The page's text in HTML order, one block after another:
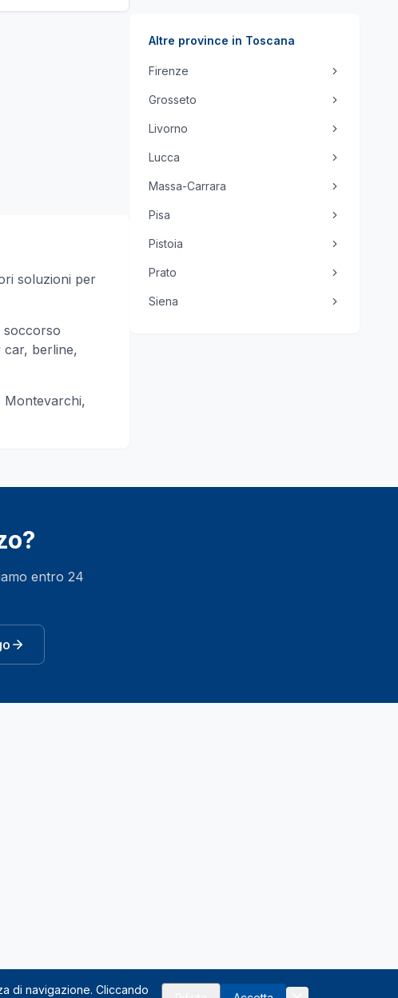
soluzioni per
soccorso
car, berline,
Montevarchi,
Altre province in Toscana
Firenze
Grosseto
Livorno
Lucca
Massa-Carrara
Pisa
Pistoia
Prato
Siena
?
entro 24
di navigazione. Cliccando